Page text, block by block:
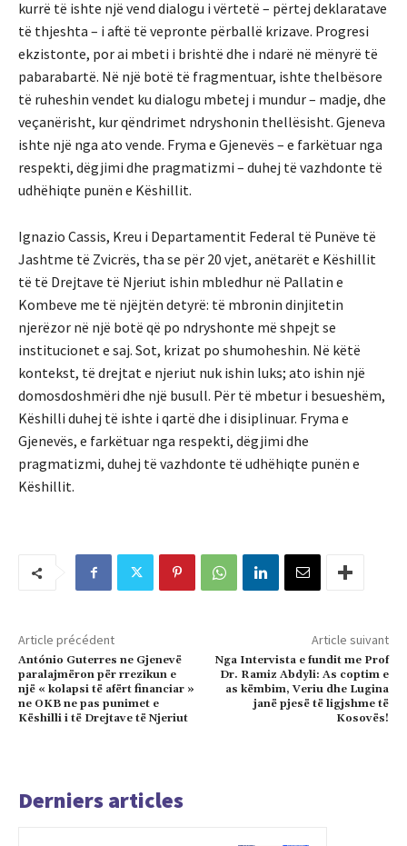
kurrë të ishte një vend dialogu i vërtetë – përtej deklaratave
të thjeshta – i aftë të vepronte përballë krizave. Progresi
ekzistonte, por ai mbeti i brishtë dhe i ndarë në mënyrë të
pabarabartë. Në një botë të fragmentuar, ishte thelbësore
të ruheshin vendet ku dialogu mbetej i mundur – madje, dhe
veçanërisht, kur qëndrimet ndryshonin thellësisht. Gjeneva
ishte një nga ato vende. Fryma e Gjenevës – e farkëtuar nga
respekti, dëgjimi dhe pragmatizmi – duhej të vazhdonte të
udhëhiqte punën e Këshillit.
Ignazio Cassis, Kreu i Departamentit Federal të Punëve të
Jashtme të Zvicrës, tha se për 20 vjet, anëtarët e Këshillit
të të Drejtave të Njeriut ishin mbledhur në Pallatin e
Kombeve me të njëjtën detyrë: të mbronin dinjitetin
njerëzor në një botë që po ndryshonte më shpejt se
institucionet e saj. Sot, krizat po shumoheshin. Në këtë
kontekst, të drejtat e njeriut nuk ishin luks; ato ishin një
domosdoshmëri dhe një busull. Për të mbetur i besueshëm,
Këshilli duhej të ishte i qartë dhe i disiplinuar. Fryma e
Gjenevës, e farkëtuar nga respekti, dëgjimi dhe
pragmatizmi, duhej të vazhdonte të udhëhiqte punën e
Këshillit.
Article précédent
António Guterres ne Gjenevë
paralajmëron për rrezikun e
një « kolapsi të afërt financiar »
ne OKB ne pas punimet e
Këshilli i të Drejtave të Njeriut
Article suivant
Nga Intervista e fundit me Prof
Dr. Ramiz Abdyli: As coptim e
as këmbim, Veriu dhe Lugina
janë pjesë të ligjshme të
Kosovës!
Derniers articles